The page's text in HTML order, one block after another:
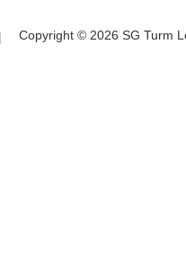
Copyright © 2026 SG Turm